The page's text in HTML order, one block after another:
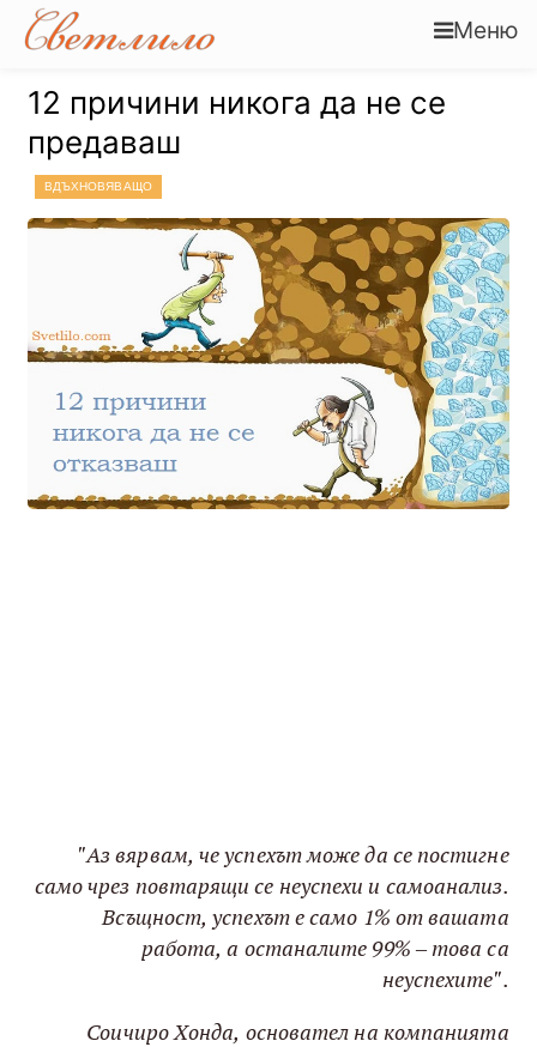
Меню
12 причини никога да не се
предаваш
ВДЪХНОВЯВАЩО
"Аз вярвам, че успехът може да се постигне
само чрез повтарящи се неуспехи и самоанализ.
Всъщност, успехът е само 1% от вашата
работа, а останалите 99% – това са
неуспехите".
Соичиро Хонда, основател на компанията